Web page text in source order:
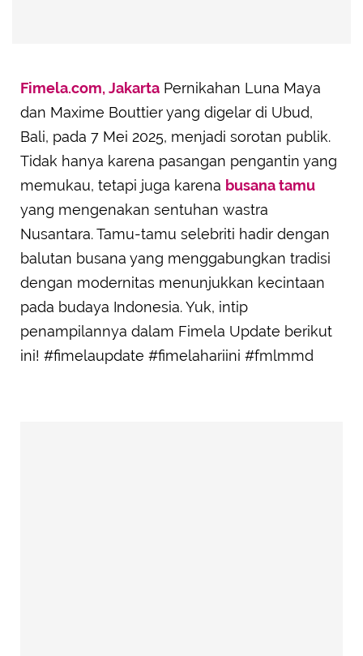
Fimela.com, Jakarta Pernikahan Luna Maya
dan Maxime Bouttier yang digelar di Ubud,
Bali, pada 7 Mei 2025, menjadi sorotan publik.
Tidak hanya karena pasangan pengantin yang
memukau, tetapi juga karena busana tamu
yang mengenakan sentuhan wastra
Nusantara. Tamu-tamu selebriti hadir dengan
balutan busana yang menggabungkan tradisi
dengan modernitas menunjukkan kecintaan
pada budaya Indonesia. Yuk, intip
penampilannya dalam Fimela Update berikut
ini! #fimelaupdate #fimelahariini #fmlmmd